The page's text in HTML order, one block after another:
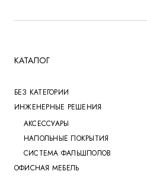
КАТАЛОГ
БЕЗ КАТЕГОРИИ
ИНЖЕНЕРНЫЕ РЕШЕНИЯ
АКСЕССУАРЫ
НАПОЛЬНЫЕ ПОКРЫТИЯ
СИСТЕМА ФАЛЬШПОЛОВ
ОФИСНАЯ МЕБЕЛЬ